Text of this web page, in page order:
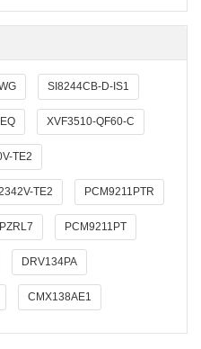
SI8244CB-D-IS1
XVF3510-QF60-C
TE2
TE2 PCM9211PTR
PCM9211PT
DRV134PA
CMX138AE1